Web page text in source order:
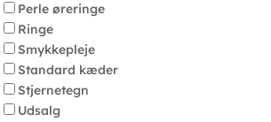
Perle øreringe
Ringe
Smykkepleje
Standard kæder
Stjernetegn
Udsalg